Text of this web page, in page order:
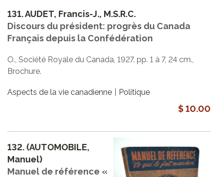
131.AUDET, Francis-J., M.S.R.C.
Discours du président: progrès du Canada
Français depuis la Confédération
O., Société Royale du Canada, 1927. pp. 1 à 7, 24 cm.,
Brochure.
Aspects de la vie canadienne Politique
$ 10.00
132. (AUTOMOBILE,
Manuel)
Manuel de référence «